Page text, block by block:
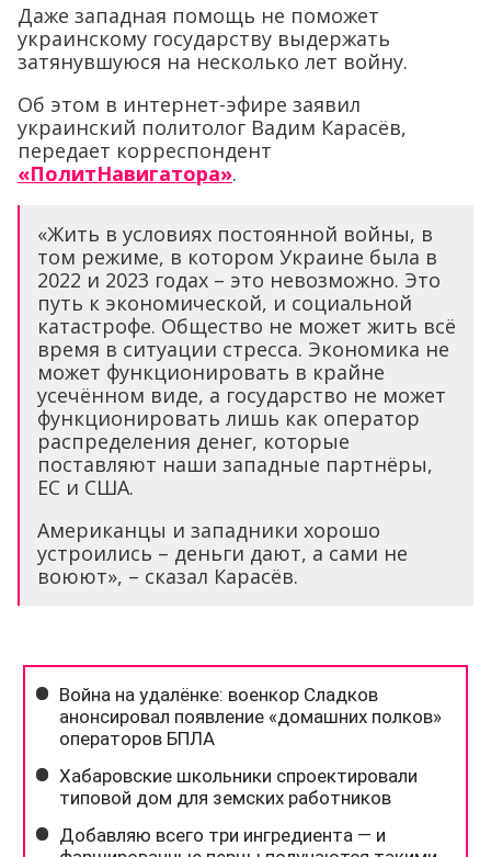
Даже западная помощь не поможет
украинскому государству выдержать
затянувшуюся на несколько лет войну.
Об этом в интернет-эфире заявил
украинский политолог Вадим Карасёв,
передает корреспондент
«ПолитНавигатора».
«Жить в условиях постоянной войны, в
том режиме, в котором Украине была в
2022 и 2023 годах – это невозможно. Это
путь к экономической, и социальной
катастрофе. Общество не может жить всё
время в ситуации стресса. Экономика не
может функционировать в крайне
усечённом виде, а государство не может
функционировать лишь как оператор
распределения денег, которые
поставляют наши западные партнёры,
ЕС и США.
Американцы и западники хорошо
устроились – деньги дают, а сами не
воюют», – сказал Карасёв.